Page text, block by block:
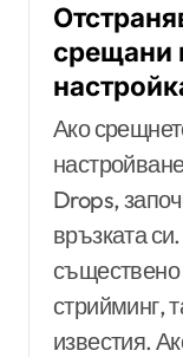
срещани
Ако
Drops,
връзката
съществено
стрийминг,
известия.